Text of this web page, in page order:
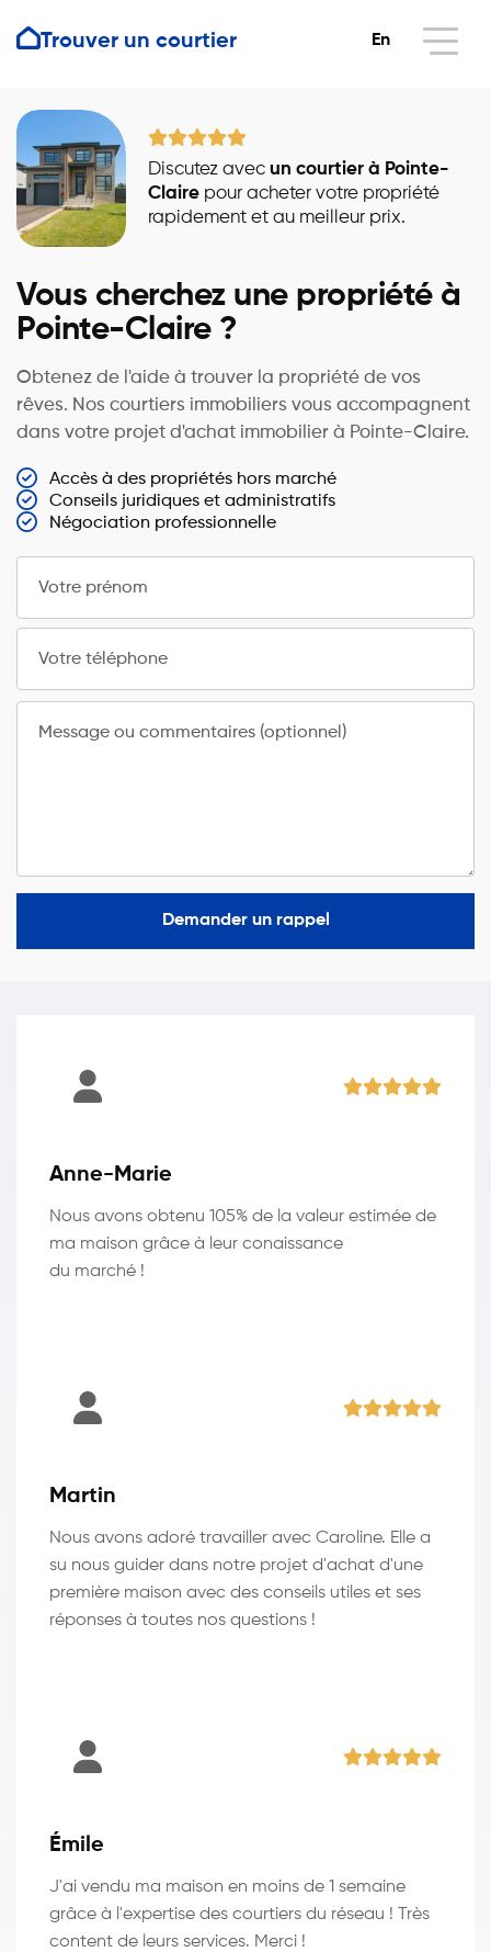
Trouver un courtier En
Discutez avec un courtier à Pointe-
Claire pour acheter votre propriété
rapidement et au meilleur prix.
Vous cherchez une propriété à
Pointe-Claire ?
Obtenez de l'aide à trouver la propriété de vos
rêves. Nos courtiers immobiliers vous accompagnent
dans votre projet d'achat immobilier à Pointe-Claire.
Accès à des propriétés hors marché
Conseils juridiques et administratifs
Négociation professionnelle
Votre prénom
Votre téléphone
Message ou commentaires (optionnel)
Demander un rappel
Anne-Marie
Nous avons obtenu 105% de la valeur estimée de
ma maison grâce à leur conaissance
du marché !
Martin
Nous avons adoré travailler avec Caroline. Elle a
su nous guider dans notre projet d'achat d'une
première maison avec des conseils utiles et ses
réponses à toutes nos questions !
Émile
J'ai vendu ma maison en moins de 1 semaine
grâce à l'expertise des courtiers du réseau ! Très
content de leurs services. Merci !